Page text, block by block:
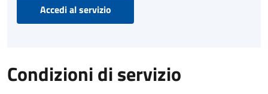
Accedi al servizio
Condizioni di servizio